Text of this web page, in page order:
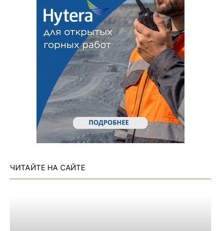
ЧИТАЙТЕ НА САЙТЕ